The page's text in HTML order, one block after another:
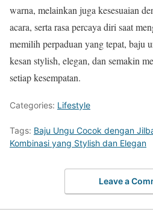
warna, melainkan juga kesesuaian
acara, serta rasa percaya diri saat
memilih perpaduan yang tepat, baju
kesan stylish, elegan, dan semakin
setiap kesempatan.
Categories: Lifestyle
Tags: Baju Ungu Cocok dengan
Kombinasi yang Stylish dan Elegan
Leave a